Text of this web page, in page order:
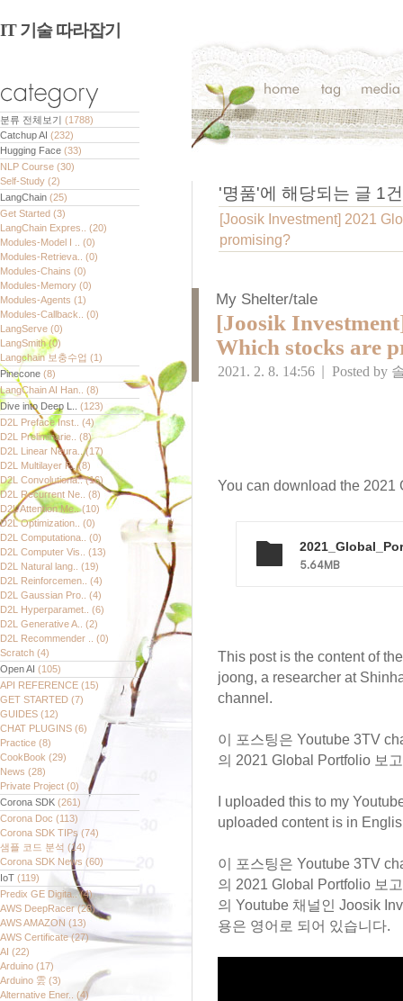
IT 기술 따라잡기
분류 전체보기 (1788)
Catchup AI (232)
Hugging Face (33)
NLP Course (30)
Self-Study (2)
LangChain (25)
Get Started (3)
LangChain Expres.. (20)
Modules-Model I .. (0)
Modules-Retrieva.. (0)
Modules-Chains (0)
Modules-Memory (0)
Modules-Agents (1)
Modules-Callback.. (0)
LangServe (0)
LangSmith(0)
Langchain 보충수업 (1)
Pinecone (8)
LangChain AI Han.. (8)
Dive into Deep L.. (123)
D2L Preface Inst.. (4)
D2L Preliminarie.. (8)
D2L Linear Neura..(17)
D2L Multilayer P..(8)
D2L Convolutiona..(16)
D2L Recurrent Ne.. (8)
D2L Attention Me..(10)
D2L Optimization.. (0)
D2L Computationa.. (0)
D2L Computer Vis.. (13)
D2L Natural lang.. (19)
D2L Reinforcemen.. (4)
D2L Gaussian Pro.. (4)
D2L Hyperparamet.. (6)
D2L Generative A.. (2)
D2L Recommender .. (0)
Scratch (4)
Open AI (105)
API REFERENCE (15)
GET STARTED (7)
GUIDES (12)
CHAT PLUGINS (6)
Practice (8)
CookBook (29)
News (28)
Private Project (0)
Corona SDK (261)
Corona Doc (113)
Corona SDK TIPs (74)
샘플 코드 분석 (14)
Corona SDK News (60)
IoT (119)
Predix GE Digita..(4)
AWS DeepRacer(28)
AWS AMAZON (13)
AWS Certificate(27)
AI (22)
Arduino (17)
Arduino 雲 (3)
Alternative Ener.. (4)
'명품'에 해당되는 글 1건
[Joosik Investment] 2021
promising?
My Shelter/tale
[Joosik
Which stocks are
2021. 2. 8. 14:56 Posted by
You can download the 2021
5.64MB
This post is the content of
joong, a researcher at
channel.
이 포스팅은 Youtube 3TV
의 2021 Global Portfolio 보
I uploaded this to my
uploaded content is in
이 포스팅은 Youtube 3TV
의 2021 Global Portfolio 보
의 Youtube 채널인 Joosik
용은 영어로 되어 있습니다.